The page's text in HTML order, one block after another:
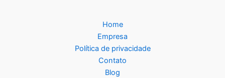
Home
Empresa
Política de privacidade
Contato
Blog